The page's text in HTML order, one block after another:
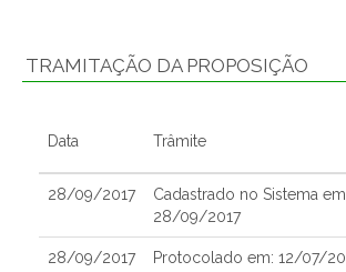
TRAMITAÇÃO DA PROPOSIÇÃO
Data Trâmite
28/09/2017
Cadastrado no Sistema
28/09/2017
28/09/2017 Protocolado em: 12/07/